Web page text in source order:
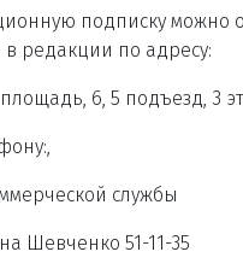
подписку можно
в редакции по адресу:
6, 5 подъезд, 3
службы
Шевченко 51-11-35